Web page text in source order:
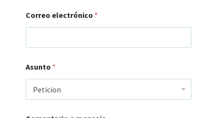
l
e
t
ó
n
i
o
Correo electrónico *
Asunto *